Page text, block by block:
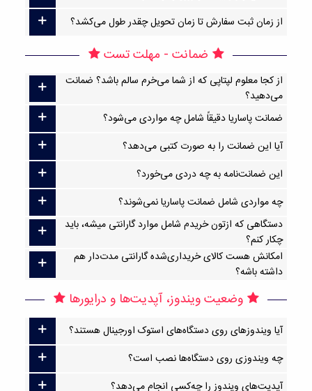
از زمان ثبت سفارش تا زمان تحویل چقدر طول می‌کشد؟
ضمانت - مهلت تست
از کجا معلوم لپتاپی که از شما می‌خرم سالم باشد؟ ضمانت
می‌دهید؟
ضمانت پاساریا دقیقاً شامل چه مواردی می‌شود؟
آیا این ضمانت را به صورت کتبی می‌دهد؟
این ضمانت‌نامه به چه دردی می‌خورد؟
چه مواردی شامل ضمانت پاساریا نمی‌شوند؟
دستگاهی که ازتون خریدم شامل موارد گارانتی میشه، باید
چکار کنم؟
امکانش هست کالای خریداری‌شده گارانتی مدت‌دار هم
داشته باشه؟
وضعیت ویندوز، آپدیت‌ها و درایورها
آیا ویندوزهای روی دستگاه‌های استوک اورجینال هستند؟
چه ویندوزی روی دستگاه‌ها نصب است؟
آپدیت‌های ویندوز را چه‌کسی انجام می‌دهد؟